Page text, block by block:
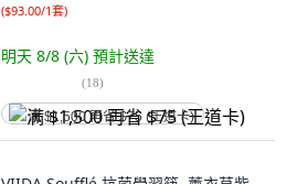
($93.00/1套)
明天 8/8 (六) 預計送達
(18)
满 $1,500 再省 $75 (王道卡)